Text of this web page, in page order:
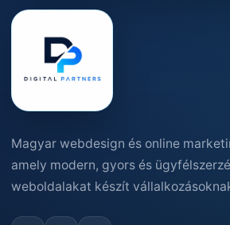
Magyar webdesign és online
amely modern, gyors és
weboldalakat készít